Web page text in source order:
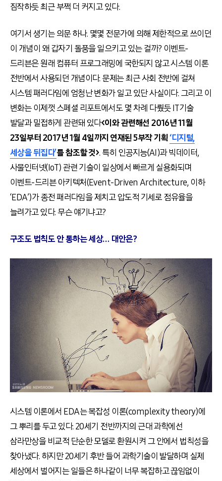
짐작하듯 최근 부쩍 더 커지고 있다.
여기서 생기는 의문 하나. 몇몇 전문가에 의해 제한적으로 쓰이던
이 개념이 왜 갑자기 돌풍을 일으키고 있는 걸까? 이벤트-
드리븐은 원래 컴퓨터 프로그래밍에 국한되지 않고 시스템 이론
전반에서 사용되던 개념이다. 문제는 최근 사회 전반에 걸쳐
시스템 패러다임에 엄청난 변화가 일고 있단 사실이다. 그리고 이
변화는 이제껏 스페셜 리포트에서도 몇 차례 다뤘듯 IT기술
발달과 밀접하게 관련돼 있다<이와 관련해선 2016년 11월
23일부터 2017년 1월 4일까지 연재된 5부작 기획‘디지털,
세상을 뒤집다’를 참조할 것>. 특히 인공지능(AI)과 빅데이터,
사물인터넷(IoT) 관련 기술이 일상에서 빠르게 실용화되며
이벤트-드리븐 아키텍처(Event-Driven Architecture, 이하
‘EDA’)가 종전 패러다임을 제치고 압도적 기세로 점유율을
늘려가고 있다. 무슨 얘기냐고?
구조도 법칙도 안 통하는 세상… 대안은?
시스템 이론에서 EDA는 복잡성 이론(complexity theory)에
그 뿌리를 두고 있다. 20세기 전반까지의 근대 과학에선
삼라만상을 비교적 단순한 모델로 환원시켜 그 안에서 법칙성을
찾아냈다. 하지만 20세기 후반 들어 과학기술이 발달하며 실제
세상에서 벌어지는 일들은 하나같이 너무 복잡하고 끊임없이